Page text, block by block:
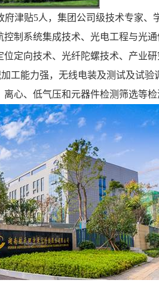
府津贴5人，集团公司级技术专家、
制系统集成技术、光电工程与光
定向技术、光纤陀螺技术、产业
工能力强，无线电装及测试及试验
心、低气压和元器件检测筛选等检